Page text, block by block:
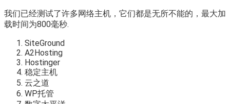
我们已经测试了许多网络主机，它们都是无所不能的，最大加
载时间为800毫秒.
SiteGround
A2Hosting
Hostinger
稳定主机
云之道
WP托管